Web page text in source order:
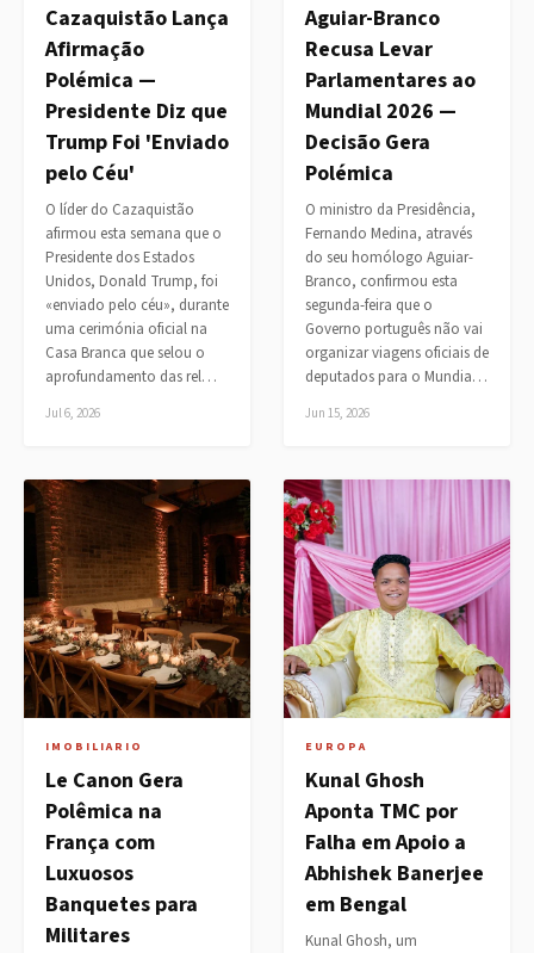
Cazaquistão Lança
Afirmação
Polémica —
Presidente Diz que
Trump Foi 'Enviado
pelo Céu'
O líder do Cazaquistão
afirmou esta semana que o
Presidente dos Estados
Unidos, Donald Trump, foi
«enviado pelo céu», durante
uma cerimónia oficial na
Casa Branca que selou o
aprofundamento das rel…
Jul 6, 2026
Aguiar-Branco
Recusa Levar
Parlamentares ao
Mundial 2026 —
Decisão Gera
Polémica
O ministro da Presidência,
Fernando Medina, através
do seu homólogo Aguiar-
Branco, confirmou esta
segunda-feira que o
Governo português não vai
organizar viagens oficiais de
deputados para o Mundia…
Jun 15, 2026
IMOBILIARIO
Le Canon Gera
Polêmica na
França com
Luxuosos
Banquetes para
Militares
EUROPA
Kunal Ghosh
Aponta TMC por
Falha em Apoio a
Abhishek Banerjee
em Bengal
Kunal Ghosh, um